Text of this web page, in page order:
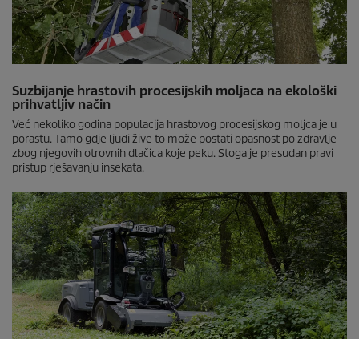
Suzbijanje hrastovih procesijskih moljaca na ekološki
prihvatljiv način
Već nekoliko godina populacija hrastovog procesijskog moljca je u
porastu. Tamo gdje ljudi žive to može postati opasnost po zdravlje
zbog njegovih otrovnih dlačica koje peku. Stoga je presudan pravi
pristup rješavanju insekata.